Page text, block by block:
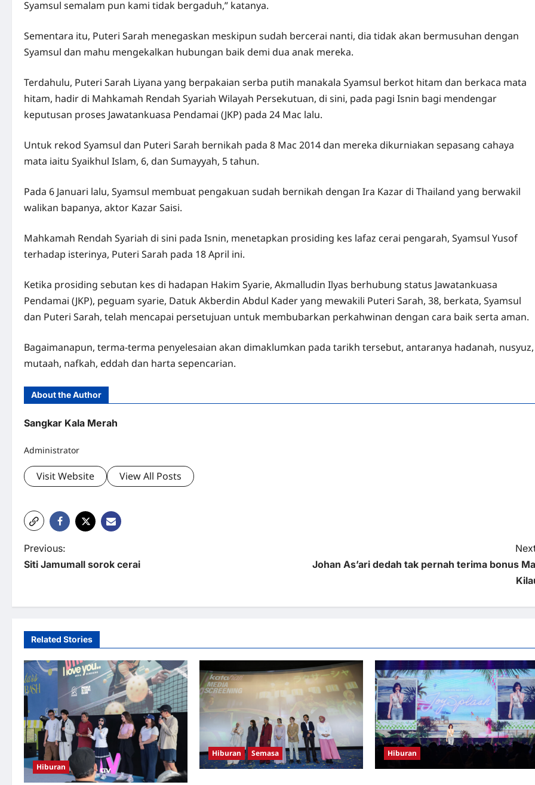
Syamsul semalam pun kami tidak bergaduh,” katanya.
Sementara itu, Puteri Sarah menegaskan meskipun sudah bercerai nanti, dia tidak akan bermusuhan dengan
Syamsul dan mahu mengekalkan hubungan baik demi dua anak mereka.
Terdahulu, Puteri Sarah Liyana yang berpakaian serba putih manakala Syamsul berkot hitam dan berkaca mata
hitam, hadir di Mahkamah Rendah Syariah Wilayah Persekutuan, di sini, pada pagi Isnin bagi mendengar
keputusan proses Jawatankuasa Pendamai (JKP) pada 24 Mac lalu.
Untuk rekod Syamsul dan Puteri Sarah bernikah pada 8 Mac 2014 dan mereka dikurniakan sepasang cahaya
mata iaitu Syaikhul Islam, 6, dan Sumayyah, 5 tahun.
Pada 6 Januari lalu, Syamsul membuat pengakuan sudah bernikah dengan Ira Kazar di Thailand yang berwakil
walikan bapanya, aktor Kazar Saisi.
Mahkamah Rendah Syariah di sini pada Isnin, menetapkan prosiding kes lafaz cerai pengarah, Syamsul Yusof
terhadap isterinya, Puteri Sarah pada 18 April ini.
Ketika prosiding sebutan kes di hadapan Hakim Syarie, Akmalludin Ilyas berhubung status Jawatankuasa
Pendamai (JKP), peguam syarie, Datuk Akberdin Abdul Kader yang mewakili Puteri Sarah, 38, berkata, Syamsul
dan Puteri Sarah, telah mencapai persetujuan untuk membubarkan perkahwinan dengan cara baik serta aman.
Bagaimanapun, terma-terma penyelesaian akan dimaklumkan pada tarikh tersebut, antaranya hadanah, nusyuz,
mutaah, nafkah, eddah dan harta sepencarian.
About the Author
Sangkar Kala Merah
Administrator
Visit Website View All Posts
P
o
n
a
v
i
g
a
t
Previous:
Siti Jamumall sorok cerai
Johan As’ari dedah tak pernah terima bonus
Related Stories
Hiburan
Hiburan Semasa Hiburan